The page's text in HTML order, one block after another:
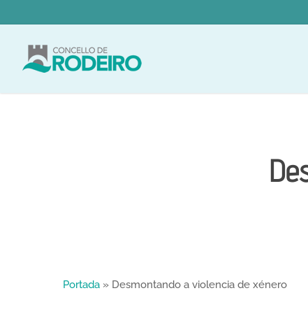
to
content
Portada » Desmontando a violencia de xénero